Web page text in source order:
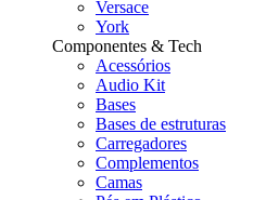
Versace
York
Componentes & Tech
Acessórios
Audio Kit
Bases
Bases de estruturas
Carregadores
Complementos
Camas